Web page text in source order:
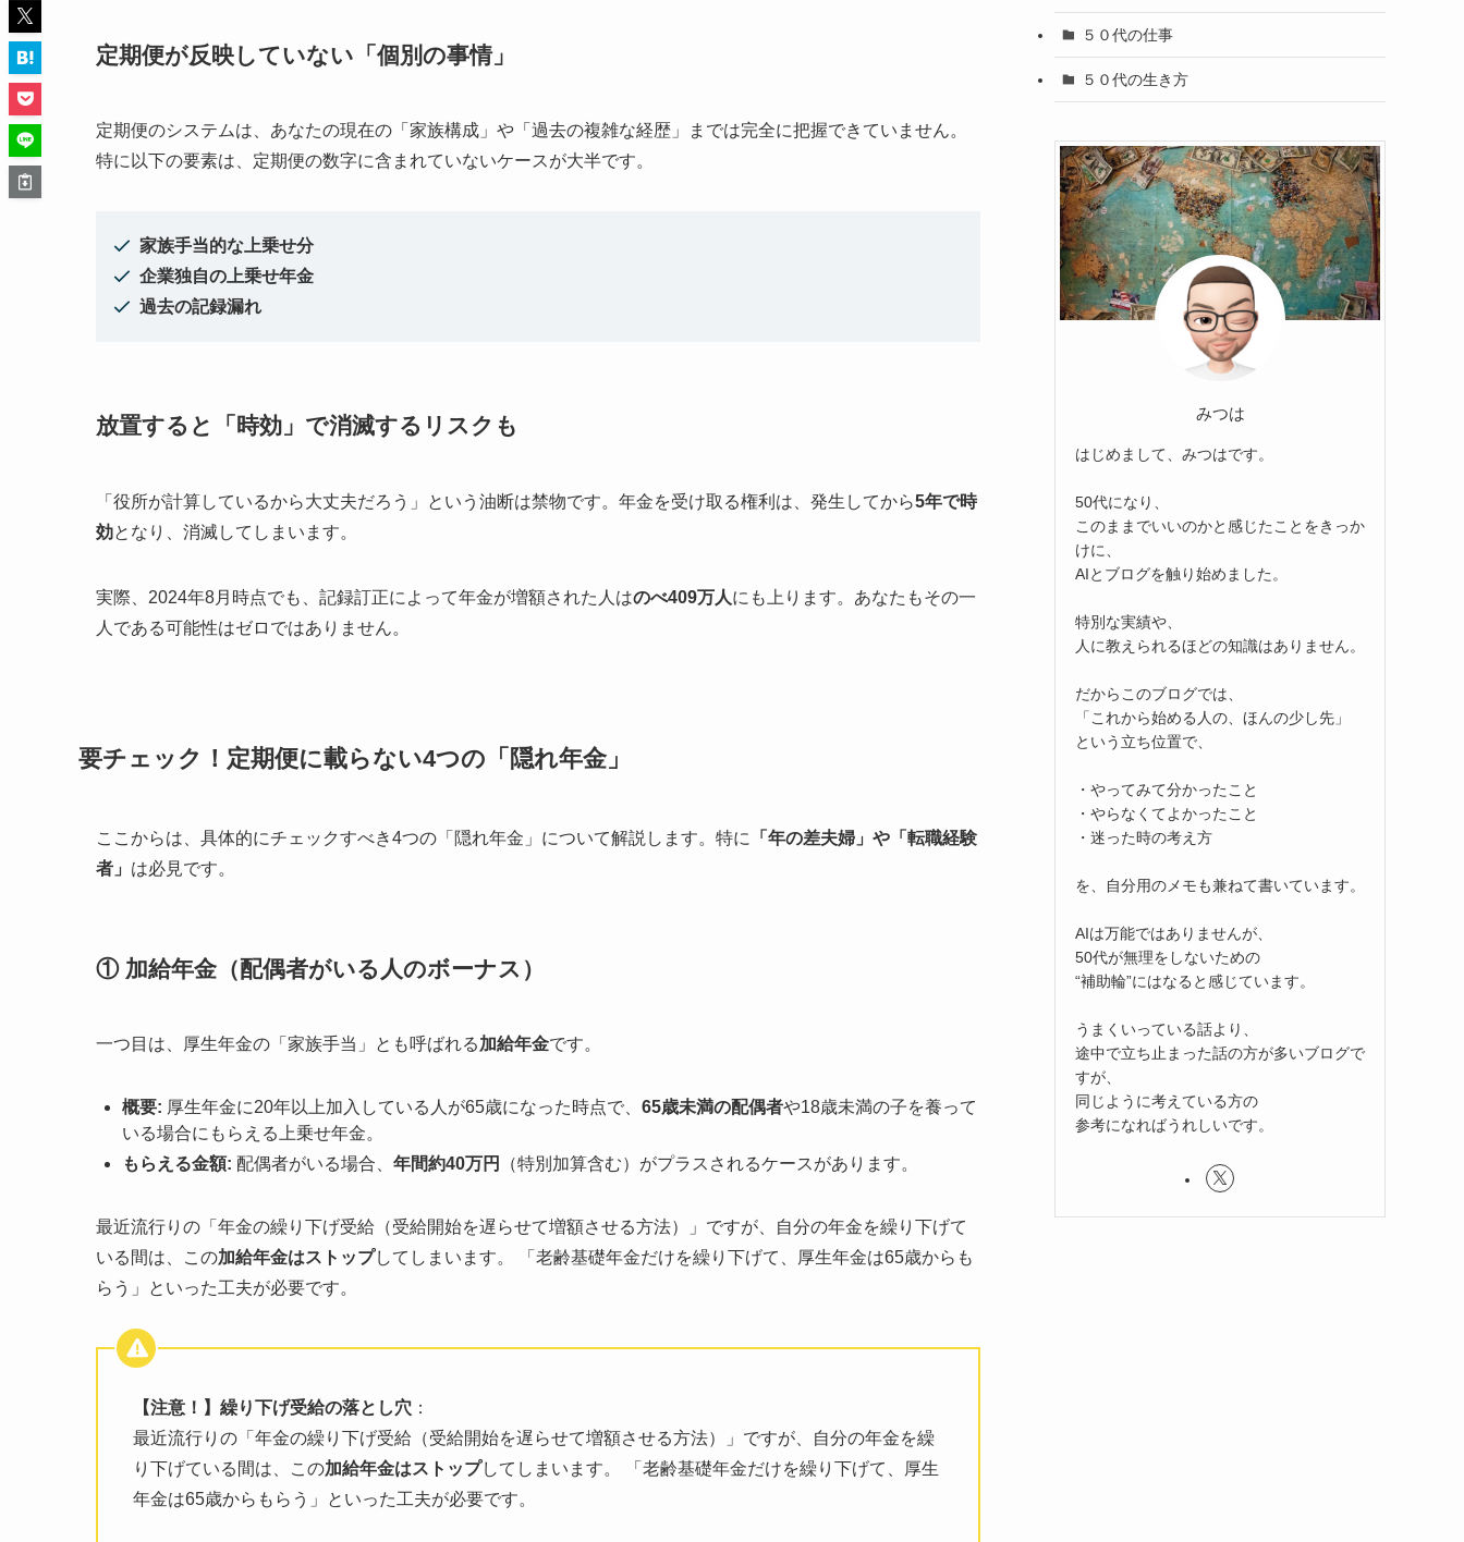
定期便が反映していない「個別の事情」
定期便のシステムは、あなたの現在の「家族構成」や「過去の複雑な経歴」までは完全に把握できていません。
特に以下の要素は、定期便の数字に含まれていないケースが大半です。
家族手当的な上乗せ分
企業独自の上乗せ年金
過去の記録漏れ
放置すると「時効」で消滅するリスクも
「役所が計算しているから大丈夫だろう」という油断は禁物です。年金を受け取る権利は、発生してから5年で時
効となり、消滅してしまいます。
実際、2024年8月時点でも、記録訂正によって年金が増額された人はのべ409万人にも上ります。あなたもその一
人である可能性はゼロではありません。
要チェック！定期便に載らない4つの「隠れ年金」
ここからは、具体的にチェックすべき4つの「隠れ年金」について解説します。特に 「年の差夫婦」や「転職経験
者」 は必見です。
① 加給年金（配偶者がいる人のボーナス）
一つ目は、厚生年金の「家族手当」とも呼ばれる加給年金です。
概要: 厚生年金に20年以上加入している人が65歳になった時点で、 65歳未満の配偶者や18歳未満の子を養って
いる場合にもらえる上乗せ年金。
もらえる金額: 配偶者がいる場合、 年間約40万円 （特別加算含む）がプラスされるケースがあります。
最近流行りの「年金の繰り下げ受給（受給開始を遅らせて増額させる方法）」ですが、自分の年金を繰り下げて
いる間は、この加給年金はストップしてしまいます。 「老齢基礎年金だけを繰り下げて、厚生年金は65歳からも
らう」といった工夫が必要です。
【注意！】繰り下げ受給の落とし穴 ：
最近流行りの「年金の繰り下げ受給（受給開始を遅らせて増額させる方法）」ですが、自分の年金を繰
り下げている間は、この加給年金はストップしてしまいます。 「老齢基礎年金だけを繰り下げて、厚生
年金は65歳からもらう」といった工夫が必要です。
５０代の仕事
５０代の生き方
みつは
はじめまして、みつはです。
50代になり、
このままでいいのかと感じたことをきっか
けに、
AIとブログを触り始めました。
特別な実績や、
人に教えられるほどの知識はありません。
だからこのブログでは、
「これから始める人の、ほんの少し先」
という立ち位置で、
・やってみて分かったこと
・やらなくてよかったこと
・迷った時の考え方
を、自分用のメモも兼ねて書いています。
AIは万能ではありませんが、
50代が無理をしないための
“補助輪”にはなると感じています。
うまくいっている話より、
途中で立ち止まった話の方が多いブログで
すが、
同じように考えている方の
参考になればうれしいです。